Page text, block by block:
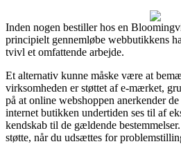
Inden nogen bestiller hos en
principielt gennemløbe webbutikkens
tvivl et omfattende arbejde.
Et alternativ kunne måske være at
virksomheden er støttet af e-mærket,
på at online webshoppen anerkender
internet butikken undertiden ses til af
kendskab til de gældende
støtte, når du udsættes for